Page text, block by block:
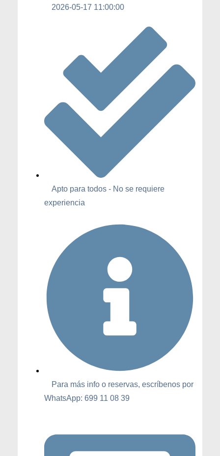
2026-05-17 11:00:00
Apto para todos - No se requiere
experiencia
Para más info o reservas, escríbenos por
WhatsApp: 699 11 08 39